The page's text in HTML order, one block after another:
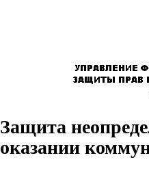
Защита
оказании